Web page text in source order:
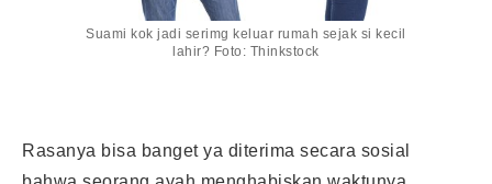
Suami kok jadi serimg keluar rumah sejak si kecil
lahir? Foto: Thinkstock
Rasanya bisa banget ya diterima secara sosial